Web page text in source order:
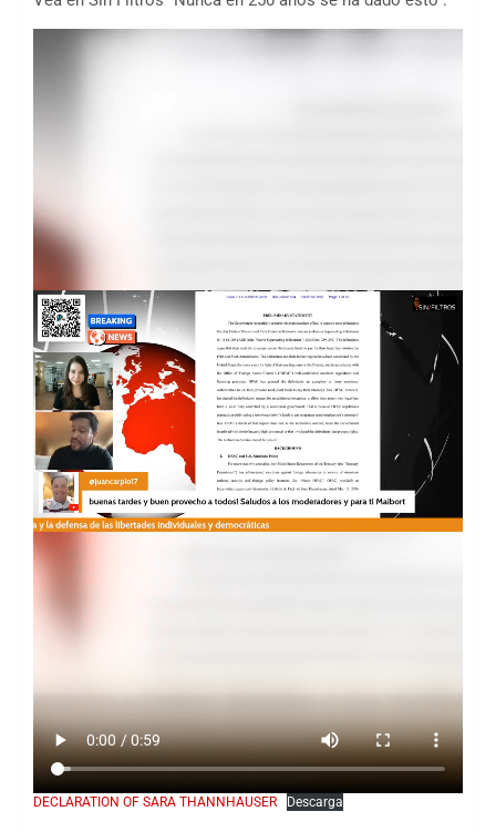
DECLARATION OF SARA THANNHAUSER Descarga